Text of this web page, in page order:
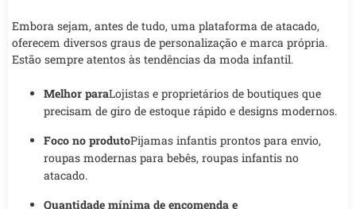
Embora sejam, antes de tudo, uma plataforma de atacado,
oferecem diversos graus de personalização e marca própria.
Estão sempre atentos às tendências da moda infantil.
Melhor paraLojistas e proprietários de boutiques que
precisam de giro de estoque rápido e designs modernos.
Foco no produtoPijamas infantis prontos para envio,
roupas modernas para bebês, roupas infantis no
atacado.
Quantidade mínima de encomenda e